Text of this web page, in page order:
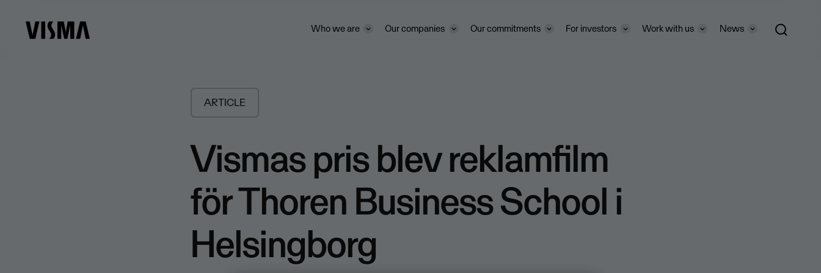
Who we are Our companies Our commitments For investors Work with us News
ARTICLE
Vismas pris blev reklamfilm
för Thoren Business School i
Helsingborg